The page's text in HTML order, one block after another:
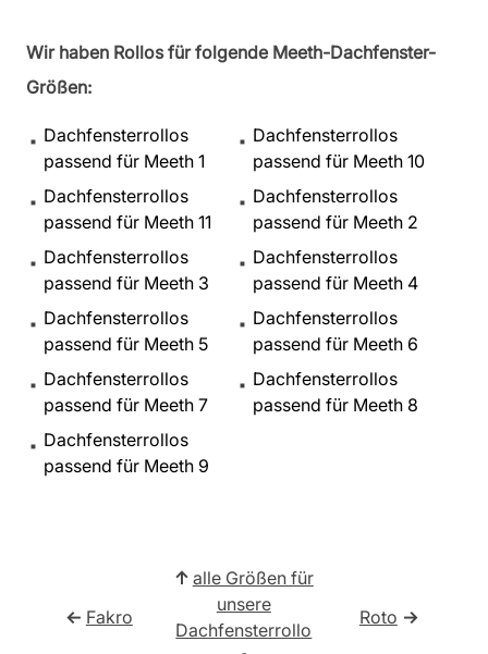
Wir haben Rollos für folgende Meeth-Dachfenster-
Größen:
Dachfensterrollos
passend für Meeth 1
Dachfensterrollos
passend für Meeth 10
Dachfensterrollos
passend für Meeth 11
Dachfensterrollos
passend für Meeth 2
Dachfensterrollos
passend für Meeth 3
Dachfensterrollos
passend für Meeth 4
Dachfensterrollos
passend für Meeth 5
Dachfensterrollos
passend für Meeth 6
Dachfensterrollos
passend für Meeth 7
Dachfensterrollos
passend für Meeth 8
Dachfensterrollos
passend für Meeth 9
← Fakro
↑ alle Größen für
unsere
Dachfensterrollo
Roto →